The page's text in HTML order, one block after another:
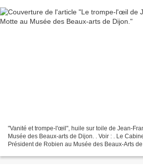
"Vanité et trompe-l'œil", huile sur toile de Jean-
Musée des Beaux-arts de Dijon. . Voir : . Le
Président de Robien au Musée des Beaux-Arts de